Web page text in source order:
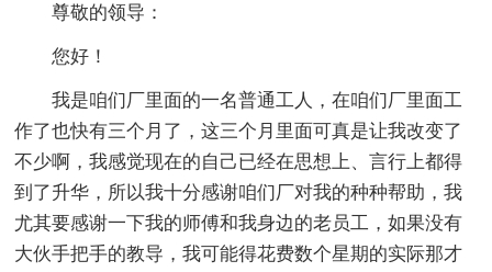
尊敬的领导：
您好！
我是咱们厂里面的一名普通工人，在咱们厂里面工
作了也快有三个月了，这三个月里面可真是让我改变了
不少啊，我感觉现在的自己已经在思想上、言行上都得
到了升华，所以我十分感谢咱们厂对我的种种帮助，我
尤其要感谢一下我的师傅和我身边的老员工，如果没有
大伙手把手的教导，我可能得花费数个星期的实际那才